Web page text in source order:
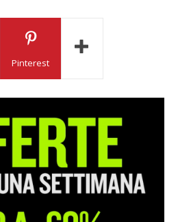
Pinterest